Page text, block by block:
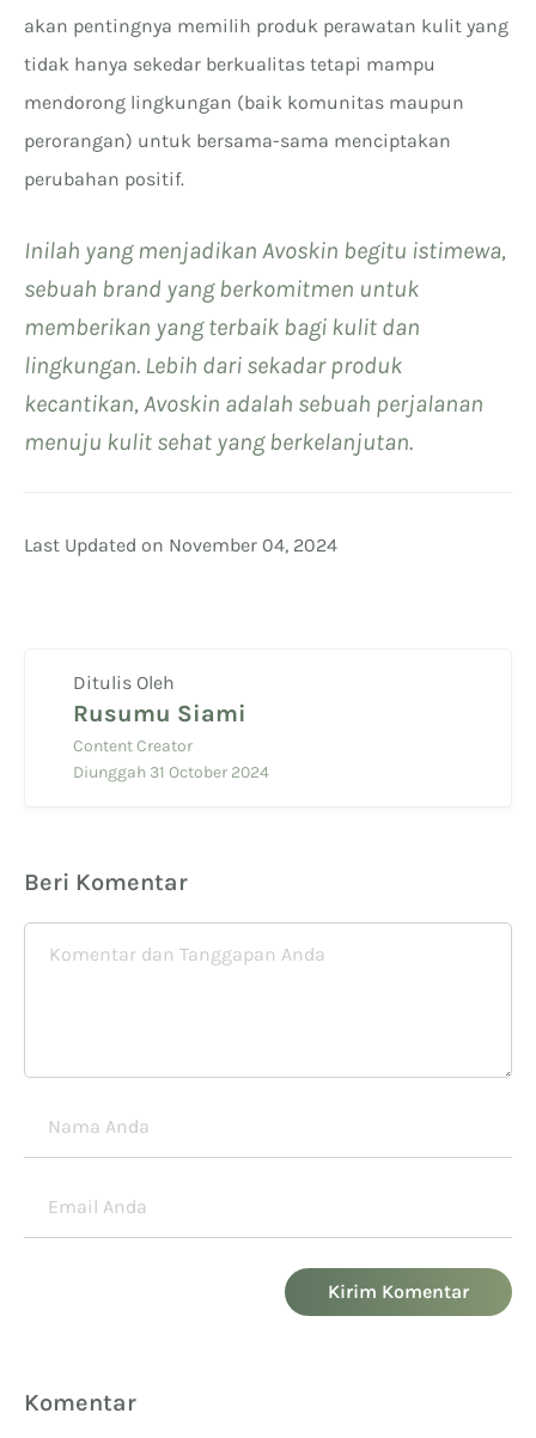
akan pentingnya memilih produk perawatan kulit yang
tidak hanya sekedar berkualitas tetapi mampu
mendorong lingkungan (baik komunitas maupun
perorangan) untuk bersama-sama menciptakan
perubahan positif.
Inilah yang menjadikan Avoskin begitu istimewa,
sebuah brand yang berkomitmen untuk
memberikan yang terbaik bagi kulit dan
lingkungan. Lebih dari sekadar produk
kecantikan, Avoskin adalah sebuah perjalanan
menuju kulit sehat yang berkelanjutan.
Last Updated on November 04, 2024
Ditulis Oleh
Rusumu Siami
Content Creator
Diunggah 31 October 2024
Beri Komentar
Kirim Komentar
Komentar